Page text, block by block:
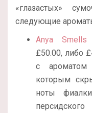
«глазастых»
следующие
Anya Smells
£50.00, либо
с ароматом
которым
ноты